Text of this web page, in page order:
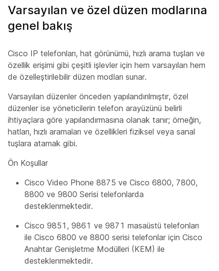
Varsayılan ve özel düzen modlarına
genel bakış
Cisco IP telefonları, hat görünümü, hızlı arama tuşları ve
özellik erişimi gibi çeşitli işlevler için hem varsayılan hem
de özelleştirilebilir düzen modları sunar.
Varsayılan düzenler önceden yapılandırılmıştır, özel
düzenler ise yöneticilerin telefon arayüzünü belirli
ihtiyaçlara göre yapılandırmasına olanak tanır; örneğin,
hatları, hızlı aramaları ve özellikleri fiziksel veya sanal
tuşlara atamak gibi.
Ön Koşullar
Cisco Video Phone 8875 ve Cisco 6800, 7800,
8800 ve 9800 Serisi telefonlarda
desteklenmektedir.
Cisco 9851, 9861 ve 9871 masaüstü telefonları
ile Cisco 6800 ve 8800 serisi telefonlar için Cisco
Anahtar Genişletme Modülleri (KEM) ile
desteklenmektedir.